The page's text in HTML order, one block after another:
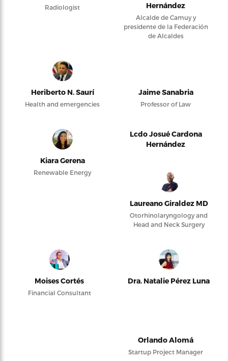
Radiologist
Hernández
Alcalde de Camuy y
presidente de la Federación
de Alcaldes
Heriberto N. Saurí
Health and emergencies
Jaime Sanabria
Professor of Law
Kiara Gerena
Renewable Energy
Lcdo Josué Cardona
Hernández
Laureano Giraldez MD
Otorhinolaryngology and
Head and Neck Surgery
Moises Cortés
Financial Consultant
Dra. Natalie Pérez Luna
Orlando Alomá
Startup Project Manager